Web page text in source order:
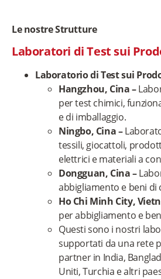
Le nostre Strutture
Laboratori di Test sui
Laboratorio di Test sui
Hangzhou, Cina–
per test chimici,
e di imballaggio.
Ningbo, Cina –
tessili, giocattoli,
elettrici e materiali a
Dongguan, Cina –
abbigliamento e beni di
Ho Chi Minh City,
per abbigliamento e
Questi sono i nostri
supportati da una rete
partner in India,
Uniti, Turchia e altri